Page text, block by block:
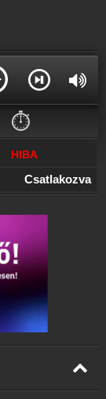
⏱️
HIBA
Csatlakozva